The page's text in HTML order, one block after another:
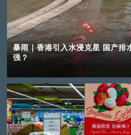
暴雨｜香港引入水浸克星 国产排
强？